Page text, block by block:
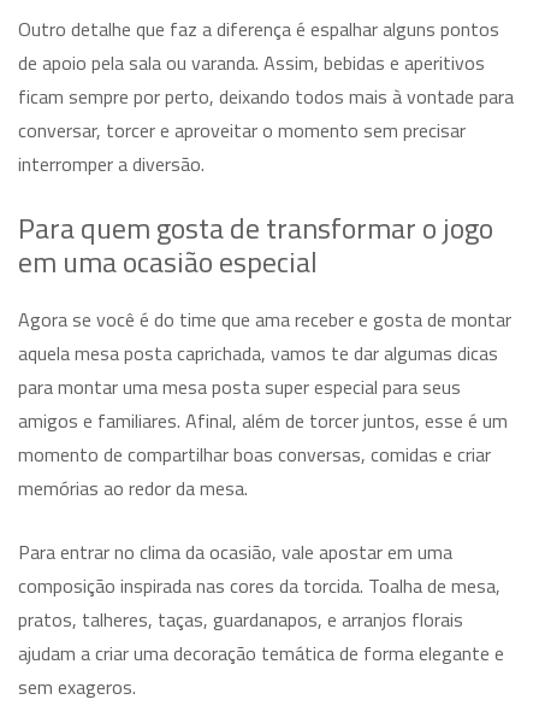
Outro detalhe que faz a diferença é espalhar alguns pontos
de apoio pela sala ou varanda. Assim, bebidas e aperitivos
ficam sempre por perto, deixando todos mais à vontade para
conversar, torcer e aproveitar o momento sem precisar
interromper a diversão.
Para quem gosta de transformar o jogo
em uma ocasião especial
Agora se você é do time que ama receber e gosta de montar
aquela mesa posta caprichada, vamos te dar algumas dicas
para montar uma mesa posta super especial para seus
amigos e familiares. Afinal, além de torcer juntos, esse é um
momento de compartilhar boas conversas, comidas e criar
memórias ao redor da mesa.
Para entrar no clima da ocasião, vale apostar em uma
composição inspirada nas cores da torcida. Toalha de mesa,
pratos, talheres, taças, guardanapos, e arranjos florais
ajudam a criar uma decoração temática de forma elegante e
sem exageros.